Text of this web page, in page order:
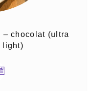
– chocolat (ultra
light)